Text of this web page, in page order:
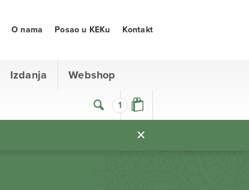
1
Izdanja Webshop
O nama Posao u KEKu Kontakt